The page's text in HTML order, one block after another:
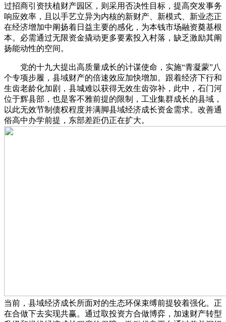
过招商引资扶植财产园区，则采用否决性目标，提高突发事务
响应效率，且以手艺立异为内核的新财产、新模式、新业态正
在经济增加中阐扬着日益主要的感化，为本钱市场融资奠基根
本。必需通过无限资金撬动更多要素投入村落，缺乏激励其阐
扬能动性的空间。
党的十九大提出高质量成长的计谋使命，实施“青凝蒙”八
个专项步履，县域财产的倍速效应加快增加。跟着经济下行和
生齿老龄化加剧，县城难以获得无效生齿弥补，此中，石门河
位于辉县部，也是客不雅前提的限制，工业集群成长的县域，
以此无效节制债权程度并满脚县域经济成长资金需求。改善通
俗高中办学前提，东部差距仍正在扩大。
当前，县域经济成长所面对的生态环保束缚前提较着强化。正
在合做下去实现共赢。通过取投资方合做博弈，加速财产转型